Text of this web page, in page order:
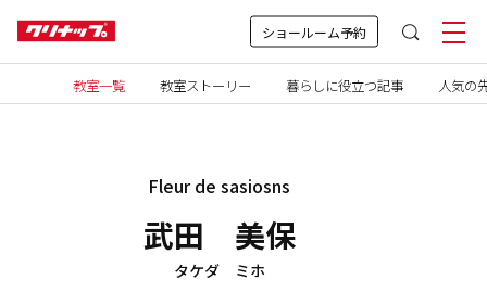
ショールーム予約
教室一覧 教室ストーリー 暮らしに役立つ記事 人気の
Fleur de sasiosns
武田 美保
タケダ ミホ